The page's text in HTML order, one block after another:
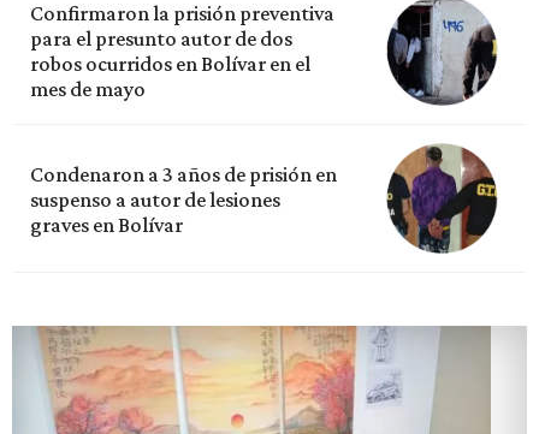
Confirmaron la prisión preventiva
para el presunto autor de dos
robos ocurridos en Bolívar en el
mes de mayo
Condenaron a 3 años de prisión en
suspenso a autor de lesiones
graves en Bolívar